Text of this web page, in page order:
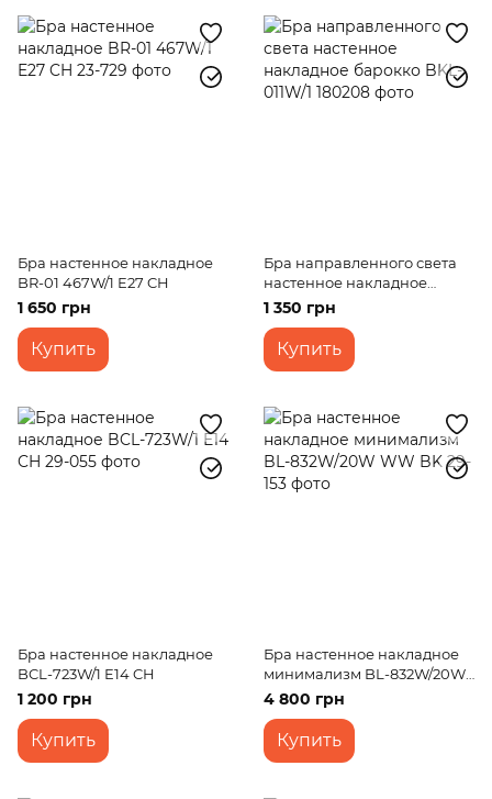
Бра настенное накладное
BR-01 467W/1 E27 CH
1 650 грн
Купить
Бра направленного света
настенное накладное
барокко BKL-011W/1
1 350 грн
Купить
Бра настенное накладное
BCL-723W/1 E14 CH
1 200 грн
Купить
Бра настенное накладное
минимализм BL-832W/20W
WW BK
4 800 грн
Купить